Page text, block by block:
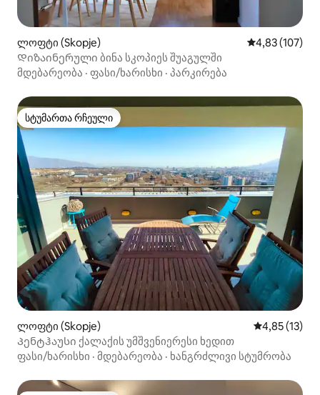
ლოფტი (Skopje) საშუალო
4,83 (107)
Დიზაინერული ბინა სკოპიეს შუაგულში
მდებარეობა · ფასი/ხარისხი · პარკირება
სტუმართა რჩეული
სტუმართა რჩეული
ლოფტი (Skopje) საშუალო
4,85 (13)
Პენტჰაუსი ქალაქის უმშვენიერესი ხედით
ფასი/ხარისხი · მდებარეობა · ხანგრძლივი სტუმრობა